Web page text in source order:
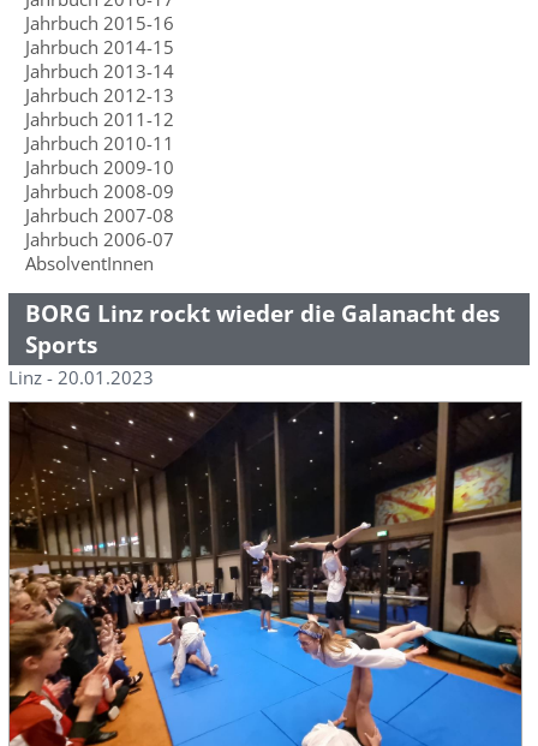
Jahrbuch 2015-16
Jahrbuch 2014-15
Jahrbuch 2013-14
Jahrbuch 2012-13
Jahrbuch 2011-12
Jahrbuch 2010-11
Jahrbuch 2009-10
Jahrbuch 2008-09
Jahrbuch 2007-08
Jahrbuch 2006-07
AbsolventInnen
BORG Linz rockt wieder die Galanacht des
Sports
Linz - 20.01.2023